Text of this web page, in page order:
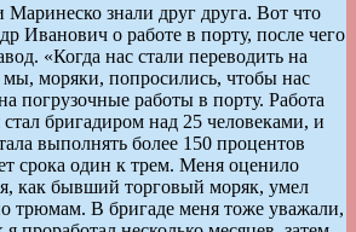
Маринеско знали друг друга. Вот что
Иванович о работе в порту, после чего
«Когда нас стали переводить на
моряки, попросились, чтобы нас
погрузочные работы в порту. Работа
стал бригадиром над 25 человеками, и
выполнять более 150 процентов
срока один к трем. Меня оценило
я, как бывший торговый моряк, умел
трюмам. В бригаде меня тоже уважали,